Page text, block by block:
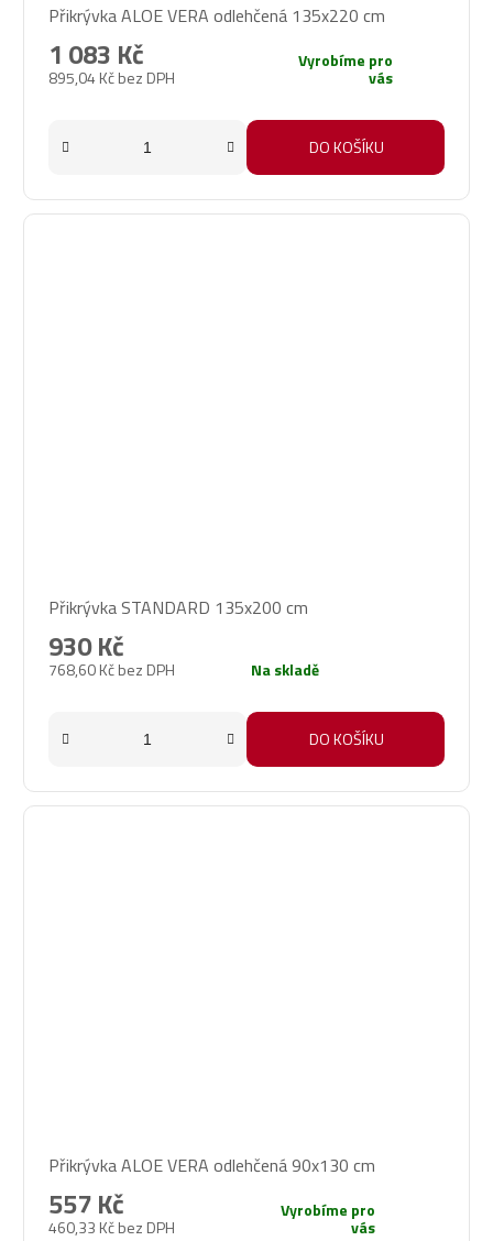
Přikrývka ALOE VERA odlehčená 135x220 cm
895,04 Kč bez DPH
1 083 Kč Vyrobíme pro
vás
DO KOŠÍKU
hodnocení
produktu
je
Přikrývka STANDARD 135x200 cm
768,60 Kč bez DPH
930 Kč
Na skladě
DO KOŠÍKU
Přikrývka ALOE VERA odlehčená 90x130 cm
460,33 Kč bez DPH
557 Kč Vyrobíme pro
vás